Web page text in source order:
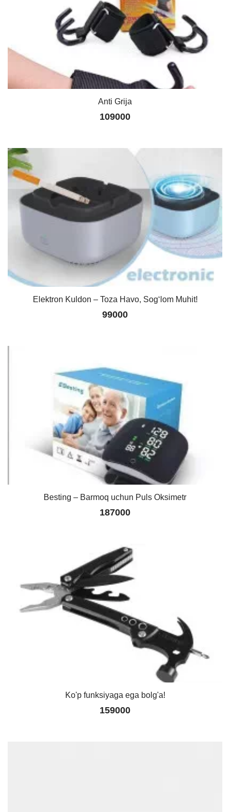
Anti Grija
109000
Elektron Kuldon – Toza Havo, Sog‘lom Muhit!
99000
Besting – Barmoq uchun Puls Oksimetr
187000
Ko'p funksiyaga ega bolg'a!
159000